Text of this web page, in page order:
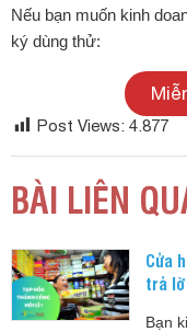
Nếu bạn muốn kinh
ký dùng thử:
Post Views: 4.877
BÀI LIÊN
Cửa
trả
Bạn